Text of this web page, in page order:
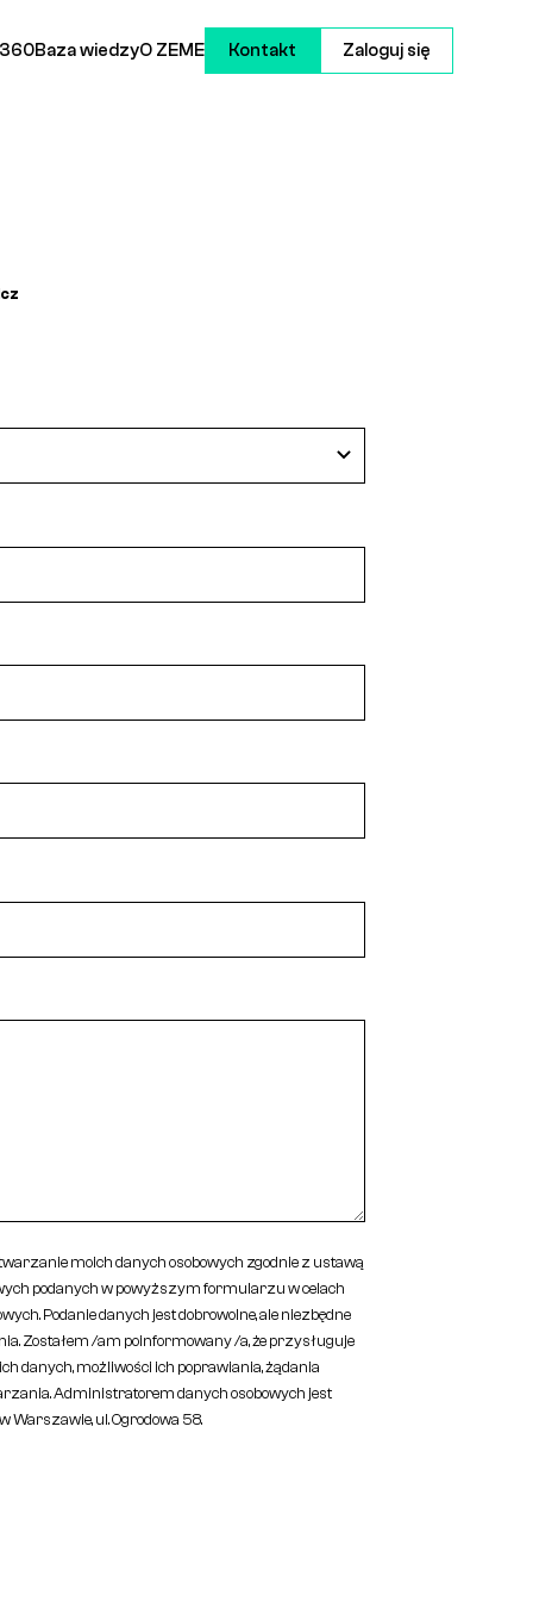
Baza wiedzyO ZEME Kontakt Zaloguj się
moich danych osobowych zgodnie z ustawą
podanych w powyższym formularzu w celach
Podanie danych jest dobrowolne, ale niezbędne
Zostałem /am poinformowany /a, że przysługuje
danych, możliwości ich poprawiania, żądania
Administratorem danych osobowych jest
Warszawie, ul. Ogrodowa 58.